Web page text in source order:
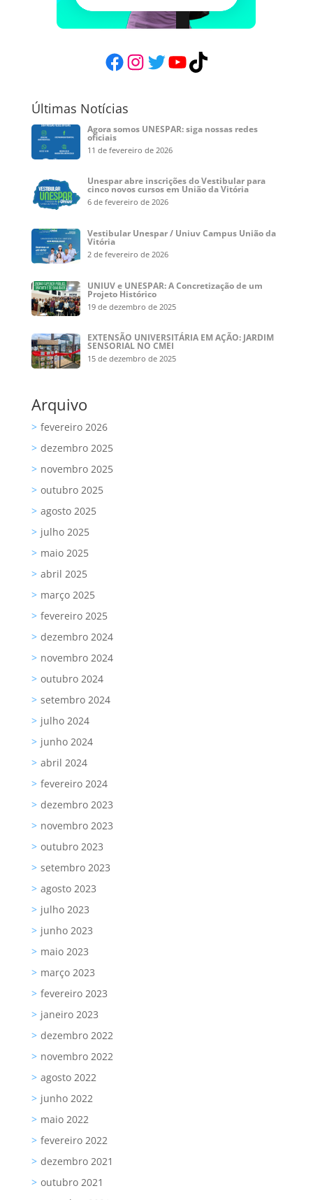
Facebook
Instagram
Twitter
YouTube
TikTok
Últimas Notícias
Agora somos UNESPAR: siga nossas redes
oficiais
11 de fevereiro de 2026
Unespar abre inscrições do Vestibular para
cinco novos cursos em União da Vitória
6 de fevereiro de 2026
Vestibular Unespar / Uniuv Campus União da
Vitória
2 de fevereiro de 2026
UNIUV e UNESPAR: A Concretização de um
Projeto Histórico
19 de dezembro de 2025
EXTENSÃO UNIVERSITÁRIA EM AÇÃO: JARDIM
SENSORIAL NO CMEI
15 de dezembro de 2025
Arquivo
fevereiro 2026
dezembro 2025
novembro 2025
outubro 2025
agosto 2025
julho 2025
maio 2025
abril 2025
março 2025
fevereiro 2025
dezembro 2024
novembro 2024
outubro 2024
setembro 2024
julho 2024
junho 2024
abril 2024
fevereiro 2024
dezembro 2023
novembro 2023
outubro 2023
setembro 2023
agosto 2023
julho 2023
junho 2023
maio 2023
março 2023
fevereiro 2023
janeiro 2023
dezembro 2022
novembro 2022
agosto 2022
junho 2022
maio 2022
fevereiro 2022
dezembro 2021
outubro 2021